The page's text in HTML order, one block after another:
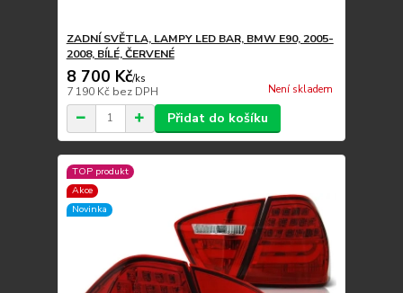
ZADNÍ SVĚTLA, LAMPY LED BAR, BMW E90, 2005-
2008, BÍLÉ, ČERVENÉ
8 700 Kč/ks
7 190 Kč bez DPH Není skladem
Přidat do košíku
TOP produkt
Akce
Novinka